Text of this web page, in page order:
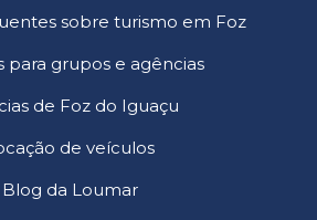
sobre turismo em Foz
para grupos e agências
de Foz do Iguaçu
de veículos
Blog da Loumar